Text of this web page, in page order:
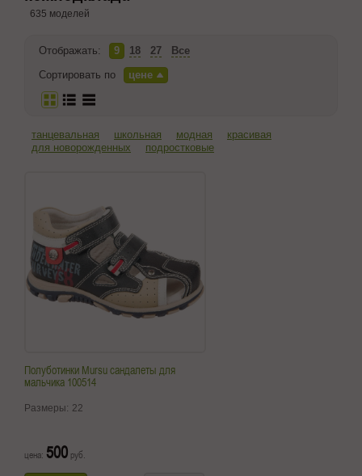
635 моделей
Отображать: 9 18 27
Все
Сортировать по
цене
танцевальная школьная модная
красивая
для новорожденных
подростковые
Полуботинки Mursu сандалеты для
мальчика 100514
Размеры: 22
цена: 500 руб.